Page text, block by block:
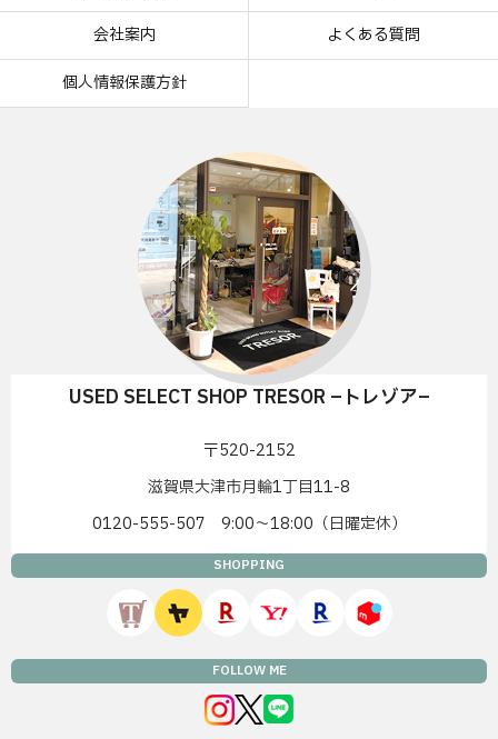
会社案内 よくある質問
個人情報保護方針
USED SELECT SHOP TRESOR –トレゾア–
〒520-2152
滋賀県大津市月輪1丁目11-8
0120-555-507 9:00〜18:00（日曜定休）
SHOPPING
FOLLOW ME